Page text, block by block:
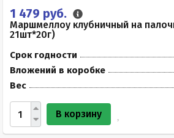
1 479 руб.
Маршмеллоу клубничный на
21шт*20г)
Срок годности
Вложений в коробке
Вес
В корзину